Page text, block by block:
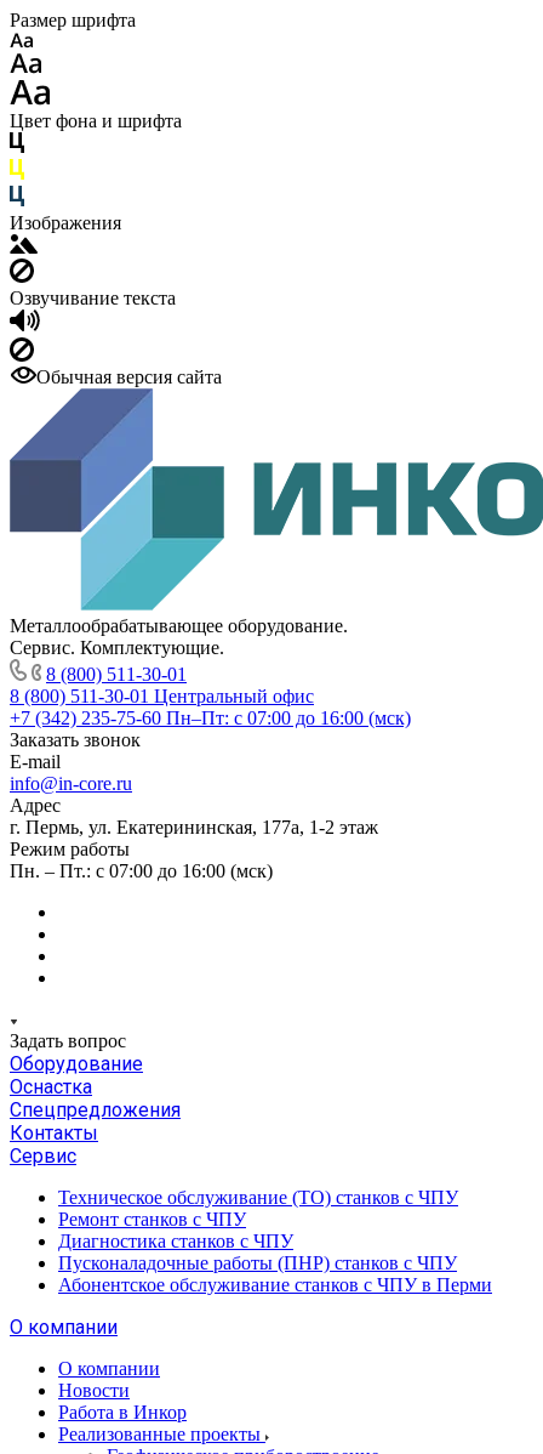
Размер шрифта
Цвет фона и шрифта
Изображения
Озвучивание текста
Обычная версия сайта
Металлообрабатывающее оборудование.
Сервис. Комплектующие.
8 (800) 511-30-01
8 (800) 511-30-01 Центральный офис
+7 (342) 235-75-60 Пн–Пт: с 07:00 до 16:00 (мск)
Заказать звонок
E-mail
info@in-core.ru
Адрес
г. Пермь, ул. ​Екатерининская, 177а, ​1-2 этаж
Режим работы
Пн. – Пт.: с 07:00 до 16:00 (мск)
Задать вопрос
Оборудование
Оснастка
Спецпредложения
Контакты
Сервис
Техническое обслуживание (ТО) станков с ЧПУ
Ремонт станков с ЧПУ
Диагностика станков с ЧПУ
Пусконаладочные работы (ПНР) станков с ЧПУ
Абонентское обслуживание станков с ЧПУ в Перми
О компании
О компании
Новости
Работа в Инкор
Реализованные проекты